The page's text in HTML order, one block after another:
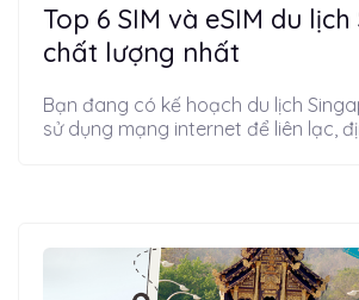
Top 6 SIM và eSIM du
chất lượng nhất
Bạn đang có kế hoạch du lịch
sử dụng mạng internet để liên lạc,